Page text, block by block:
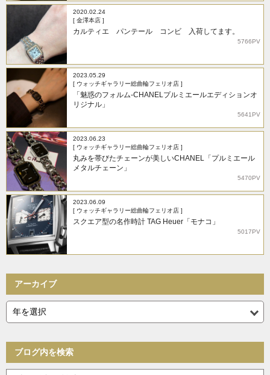
2020.02.24
[ 金澤本店 ]
カルティエ パンテール コンビ 入荷してます。
5766PV
2023.05.29
[ ウォッチギャラリー総曲輪フェリオ店 ]
「魅惑のフォルム-CHANELプルミエールエディションオ
リジナル」
5641PV
2023.06.23
[ ウォッチギャラリー総曲輪フェリオ店 ]
丸みを帯びたチェーンが美しいCHANEL「プルミエール
メタルチェーン」
5470PV
2023.06.09
[ ウォッチギャラリー総曲輪フェリオ店 ]
スクエア型の名作時計 TAG Heuer「モナコ」
5017PV
アーカイブ
ブログ内を検索